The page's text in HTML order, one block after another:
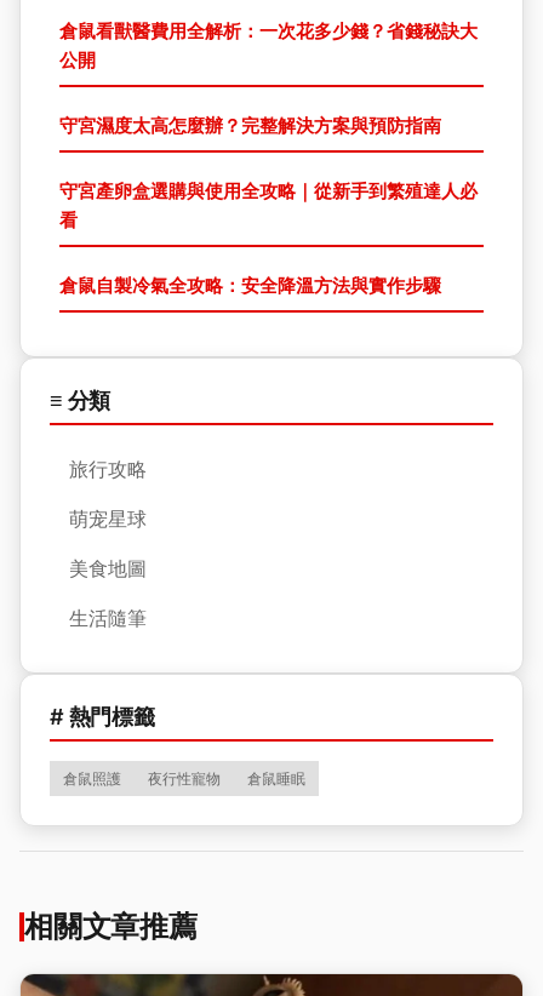
倉鼠看獸醫費用全解析：一次花多少錢？省錢秘訣大
公開
守宮濕度太高怎麼辦？完整解決方案與預防指南
守宮產卵盒選購與使用全攻略｜從新手到繁殖達人必
看
倉鼠自製冷氣全攻略：安全降溫方法與實作步驟
≡ 分類
旅行攻略
萌宠星球
美食地圖
生活隨筆
# 熱門標籤
倉鼠照護 夜行性寵物 倉鼠睡眠
相關文章推薦